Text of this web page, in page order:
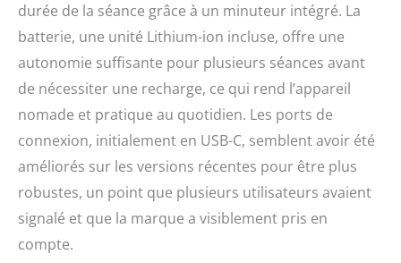
durée de la séance grâce à un minuteur intégré. La
batterie, une unité Lithium-ion incluse, offre une
autonomie suffisante pour plusieurs séances avant
de nécessiter une recharge, ce qui rend l’appareil
nomade et pratique au quotidien. Les ports de
connexion, initialement en USB-C, semblent avoir été
améliorés sur les versions récentes pour être plus
robustes, un point que plusieurs utilisateurs avaient
signalé et que la marque a visiblement pris en
compte.